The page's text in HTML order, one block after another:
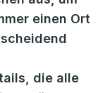
einen Ort
die alle